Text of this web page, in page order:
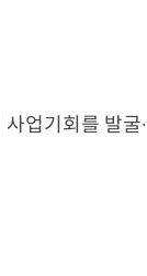
업기회를 발